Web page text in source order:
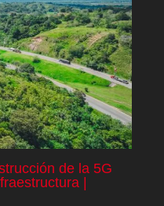
de la 5G
|